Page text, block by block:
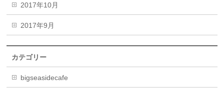
2017年10月
2017年9月
カテゴリー
bigseasidecafe